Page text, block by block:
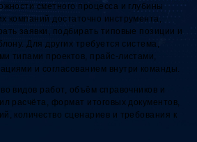
сметного процесса и глубины
компаний достаточно инструмента,
заявки, подбирать типовые позиции и
Для других требуется система,
типами проектов, прайс-листами,
и согласованием внутри команды.
видов работ, объём справочников и
расчёта, формат итоговых документов,
количество сценариев и требования к